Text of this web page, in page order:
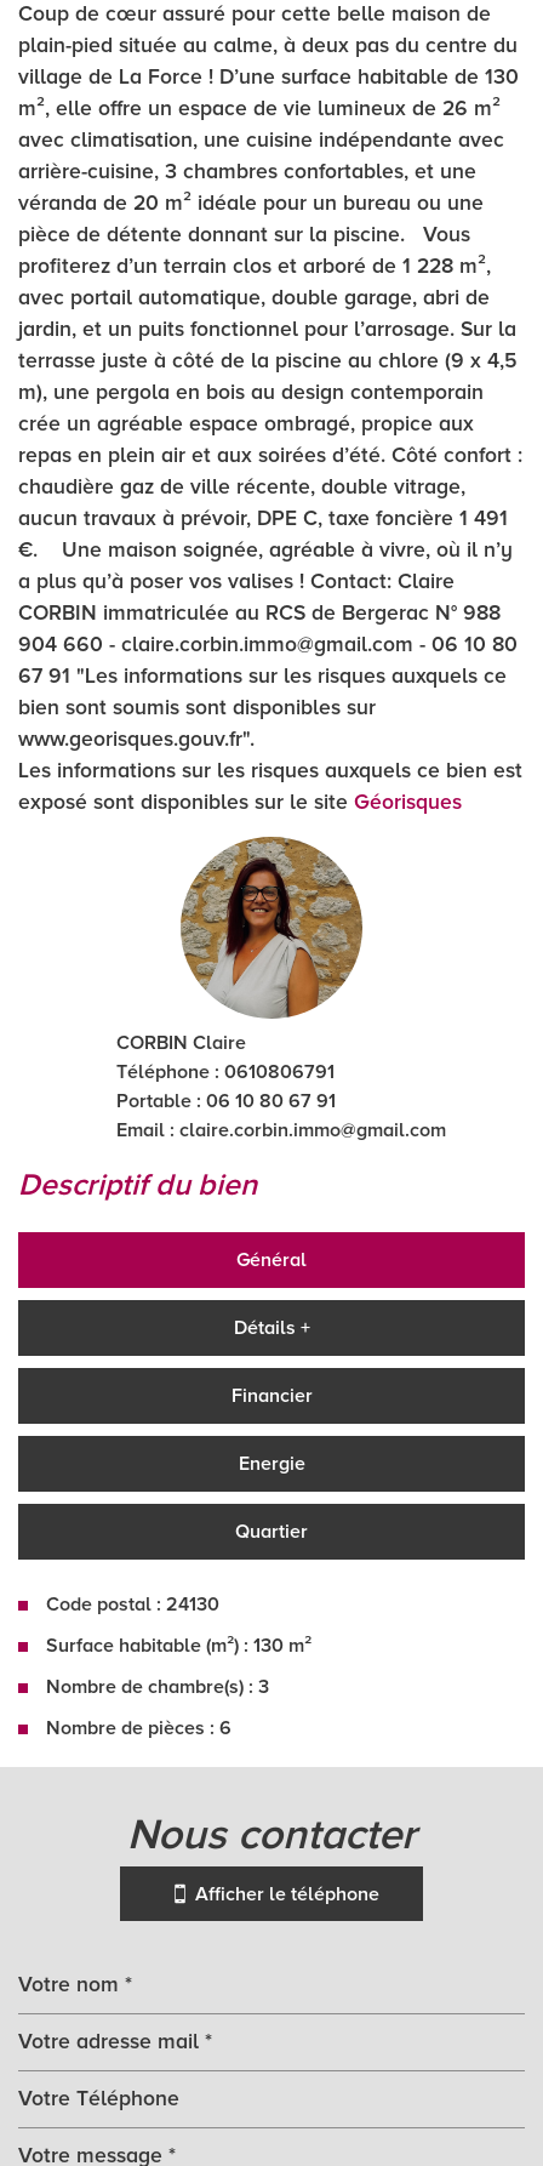
Coup de cœur assuré pour cette belle maison de
plain-pied située au calme, à deux pas du centre du
village de La Force ! D’une surface habitable de 130
m², elle offre un espace de vie lumineux de 26 m²
avec climatisation, une cuisine indépendante avec
arrière-cuisine, 3 chambres confortables, et une
véranda de 20 m² idéale pour un bureau ou une
pièce de détente donnant sur la piscine. Vous
profiterez d’un terrain clos et arboré de 1 228 m²,
avec portail automatique, double garage, abri de
jardin, et un puits fonctionnel pour l’arrosage. Sur la
terrasse juste à côté de la piscine au chlore (9 x 4,5
m), une pergola en bois au design contemporain
crée un agréable espace ombragé, propice aux
repas en plein air et aux soirées d’été. Côté confort :
chaudière gaz de ville récente, double vitrage,
aucun travaux à prévoir, DPE C, taxe foncière 1 491
€. Une maison soignée, agréable à vivre, où il n’y
a plus qu’à poser vos valises ! Contact: Claire
CORBIN immatriculée au RCS de Bergerac N° 988
904 660 - claire.corbin.immo@gmail.com - 06 10 80
67 91 "Les informations sur les risques auxquels ce
bien sont soumis sont disponibles sur
www.georisques.gouv.fr".
Les informations sur les risques auxquels ce bien est
exposé sont disponibles sur le site Géorisques
CORBIN Claire
Téléphone : 0610806791
Portable : 06 10 80 67 91
Email : claire.corbin.immo@gmail.com
descriptif du bien
Général
Détails +
Financier
Energie
Quartier
Code postal : 24130
Surface habitable (m²) : 130 m²
Nombre de chambre(s) : 3
Nombre de pièces : 6
la ville de la force (24130)
nous contacter
Afficher le téléphone